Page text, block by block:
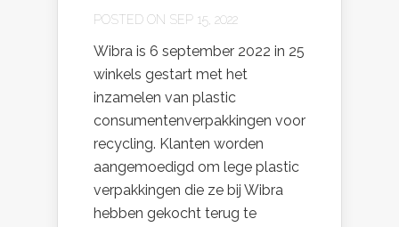
POSTED ON SEP 15, 2022
Wibra is 6 september 2022 in 25
winkels gestart met het
inzamelen van plastic
consumentenverpakkingen voor
recycling. Klanten worden
aangemoedigd om lege plastic
verpakkingen die ze bij Wibra
hebben gekocht terug te